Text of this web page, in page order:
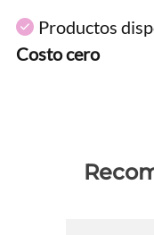
Productos
Costo cero